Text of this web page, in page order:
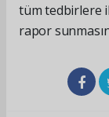
tüm tedbirlere
rapor